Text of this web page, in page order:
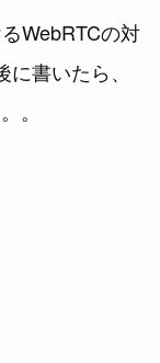
WebRTCの対
書いたら、
。